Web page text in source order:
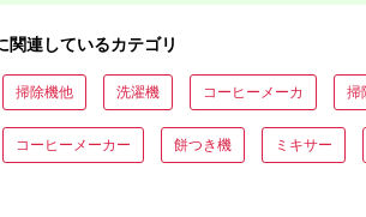
【2026年最新】ふるさとプ
レミアムを徹底解剖。良い
関連しているカテゴリ
掃除機他 洗濯機 コーヒーメーカ 掃
コーヒーメーカー 餅つき機 ミキサー